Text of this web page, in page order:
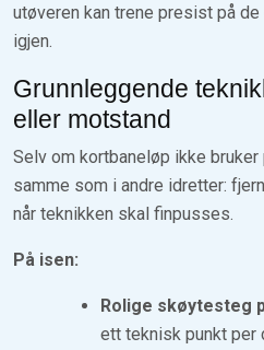
utøveren kan trene presist på
igjen.
Grunnleggende
eller motstand
Selv om kortbaneløp ikke
samme som i andre idretter:
når teknikken skal finpusses.
På isen:
Rolige skøytesteg
ett teknisk punkt per